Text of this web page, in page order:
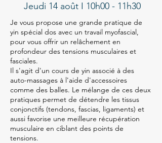
Jeudi 14 août I 10h00 - 11h30
Je vous propose une grande pratique de
yin spécial dos avec un travail myofascial,
pour vous offrir un relâchement en
profondeur des tensions musculaires et
fasciales.
Il s'agit d'un cours de yin associé à des
auto-massages à l'aide d'accessoires
comme des balles. Le mélange de ces deux
pratiques permet de détendre les tissus
conjonctifs (tendons, fascias, ligaments) et
aussi favorise une meilleure récupération
musculaire en ciblant des points de
tensions.